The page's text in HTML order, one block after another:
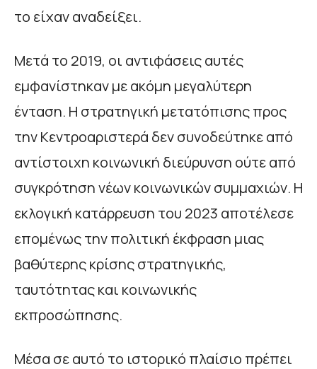
το είχαν αναδείξει.
Μετά το 2019, οι αντιφάσεις αυτές
εμφανίστηκαν με ακόμη μεγαλύτερη
ένταση. Η στρατηγική μετατόπισης προς
την Κεντροαριστερά δεν συνοδεύτηκε από
αντίστοιχη κοινωνική διεύρυνση ούτε από
συγκρότηση νέων κοινωνικών συμμαχιών. Η
εκλογική κατάρρευση του 2023 αποτέλεσε
επομένως την πολιτική έκφραση μιας
βαθύτερης κρίσης στρατηγικής,
ταυτότητας και κοινωνικής
εκπροσώπησης.
Μέσα σε αυτό το ιστορικό πλαίσιο πρέπει